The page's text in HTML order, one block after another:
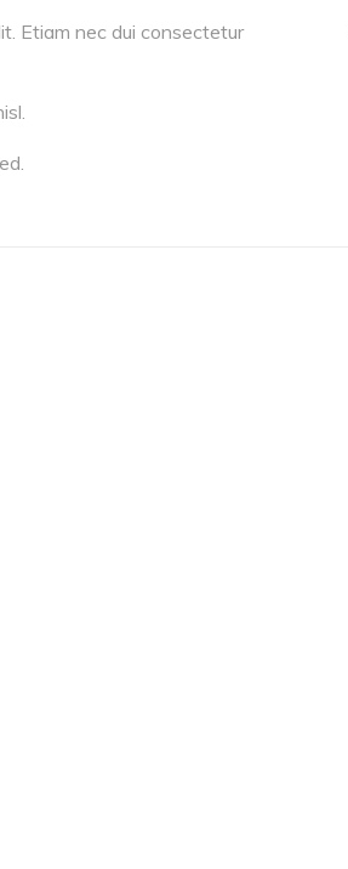
Etiam nec dui consectetur